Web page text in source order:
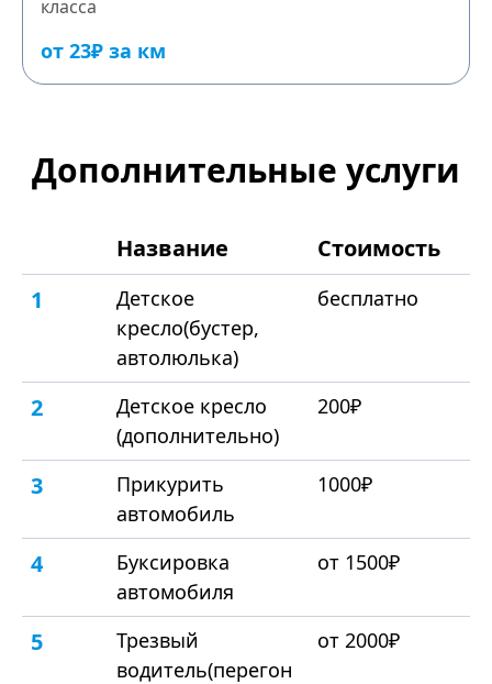
класса
от 23₽ за км
Дополнительные услуги
Название
Стоимость
1
Детское
кресло(бустер,
автолюлька)
бесплатно
2
Детское кресло
(дополнительно)
200₽
3
Прикурить
автомобиль
1000₽
4
Буксировка
автомобиля
от 1500₽
5
Трезвый
водитель(перегон
от 2000₽